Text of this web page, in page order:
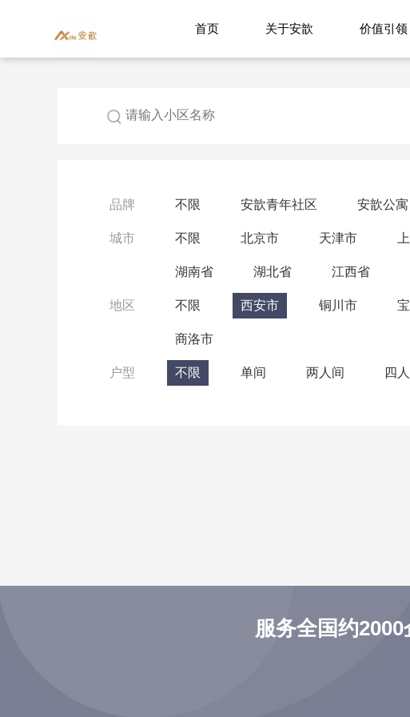
首页 关于安歆 价值引领
品牌 不限 安歆青年社区 安歆公寓
城市 不限 北京市 天津市
湖南省 湖北省 江西省
地区 不限 西安市 铜川市
商洛市
户型 不限 单间 两人间 四
服务全国约